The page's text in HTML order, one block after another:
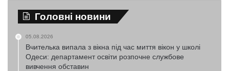
Головні новини
05.08.2026
Вчителька випала з вікна під час миття вікон у школі
Одеси: департамент освіти розпочне службове
вивчення обставин